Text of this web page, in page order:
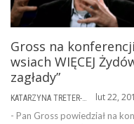
Gross na
wsiach WIĘCEJ
zagłady”
KATARZYNA TRETER-SIERPIŃSKA lut 22,
- Pan Gross powiedział na